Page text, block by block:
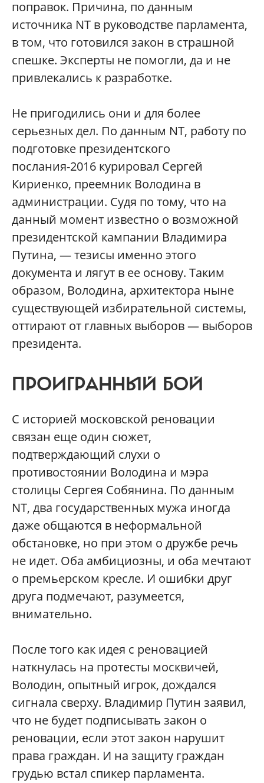
поправок. Причина, по данным
источника NT в руководстве парламента,
в том, что готовился закон в страшной
спешке. Эксперты не помогли, да и не
привлекались к разработке.
Не пригодились они и для более
серьезных дел. По данным NT, работу по
подготовке президентского
послания-2016 курировал Сергей
Кириенко, преемник Володина в
администрации. Судя по тому, что на
данный момент известно о возможной
президентской кампании Владимира
Путина, — тезисы именно этого
документа и лягут в ее основу. Таким
образом, Володина, архитектора ныне
существующей избирательной системы,
оттирают от главных выборов — выборов
президента.
ПРОИГРАННЫЙ БОЙ
С историей московской реновации
связан еще один сюжет,
подтверждающий слухи о
противостоянии Володина и мэра
столицы Сергея Собянина. По данным
NT, два государственных мужа иногда
даже общаются в неформальной
обстановке, но при этом о дружбе речь
не идет. Оба амбициозны, и оба мечтают
о премьерском кресле. И ошибки друг
друга подмечают, разумеется,
внимательно.
После того как идея с реновацией
наткнулась на протесты москвичей,
Володин, опытный игрок, дождался
сигнала сверху. Владимир Путин заявил,
что не будет подписывать закон о
реновации, если этот закон нарушит
права граждан. И на защиту граждан
грудью встал спикер парламента.